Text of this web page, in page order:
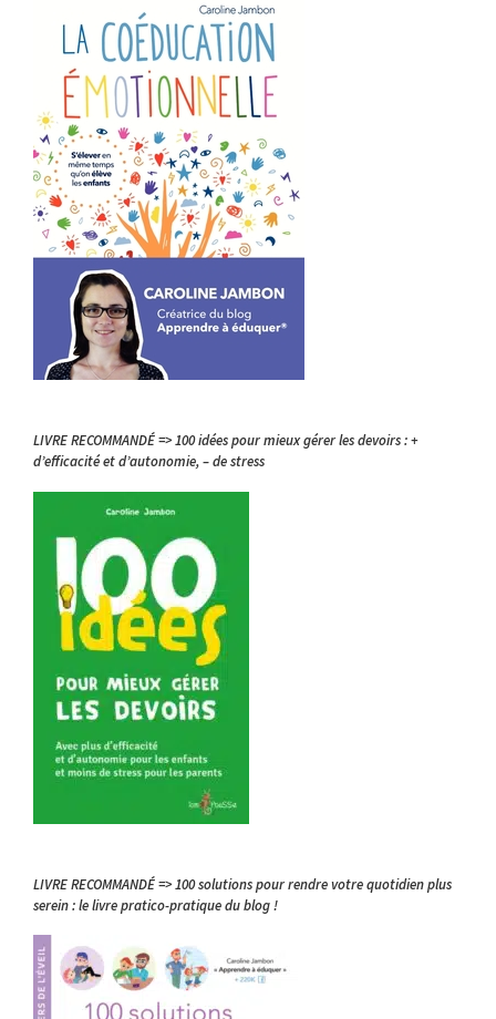
LIVRE RECOMMANDÉ => 100 idées pour mieux gérer les devoirs : +
d’efficacité et d’autonomie, – de stress
LIVRE RECOMMANDÉ => 100 solutions pour rendre votre quotidien plus
serein : le livre pratico-pratique du blog !